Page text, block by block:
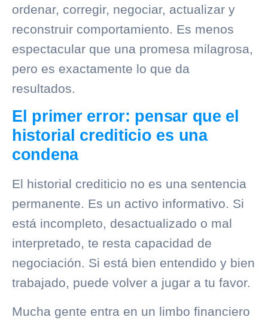
ordenar, corregir, negociar, actualizar y
reconstruir comportamiento. Es menos
espectacular que una promesa milagrosa,
pero es exactamente lo que da
resultados.
El primer error: pensar que el
historial crediticio es una
condena
El historial crediticio no es una sentencia
permanente. Es un activo informativo. Si
está incompleto, desactualizado o mal
interpretado, te resta capacidad de
negociación. Si está bien entendido y bien
trabajado, puede volver a jugar a tu favor.
Mucha gente entra en un limbo financiero